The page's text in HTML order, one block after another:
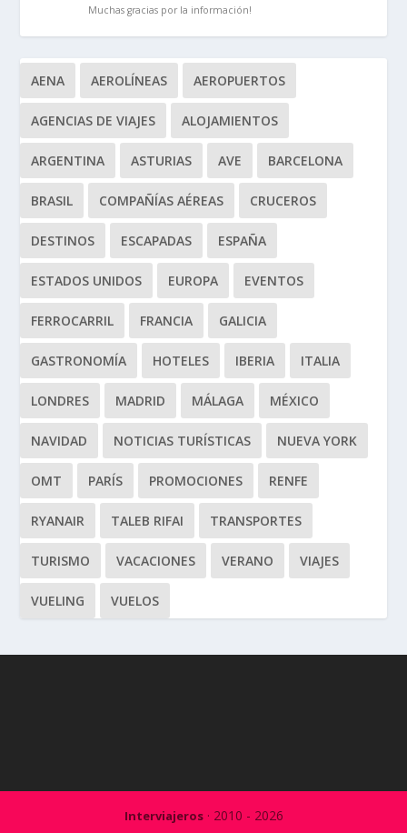
Muchas gracias por la información!
AENA AEROLÍNEAS AEROPUERTOS
AGENCIAS DE VIAJES ALOJAMIENTOS
ARGENTINA ASTURIAS AVE BARCELONA
BRASIL COMPAÑÍAS AÉREAS CRUCEROS
DESTINOS ESCAPADAS ESPAÑA
ESTADOS UNIDOS EUROPA EVENTOS
FERROCARRIL FRANCIA GALICIA
GASTRONOMÍA HOTELES IBERIA ITALIA
LONDRES MADRID MÁLAGA MÉXICO
NAVIDAD NOTICIAS TURÍSTICAS NUEVA YORK
OMT PARÍS PROMOCIONES RENFE
RYANAIR TALEB RIFAI TRANSPORTES
TURISMO VACACIONES VERANO VIAJES
VUELING VUELOS
Interviajeros· 2010 - 2026